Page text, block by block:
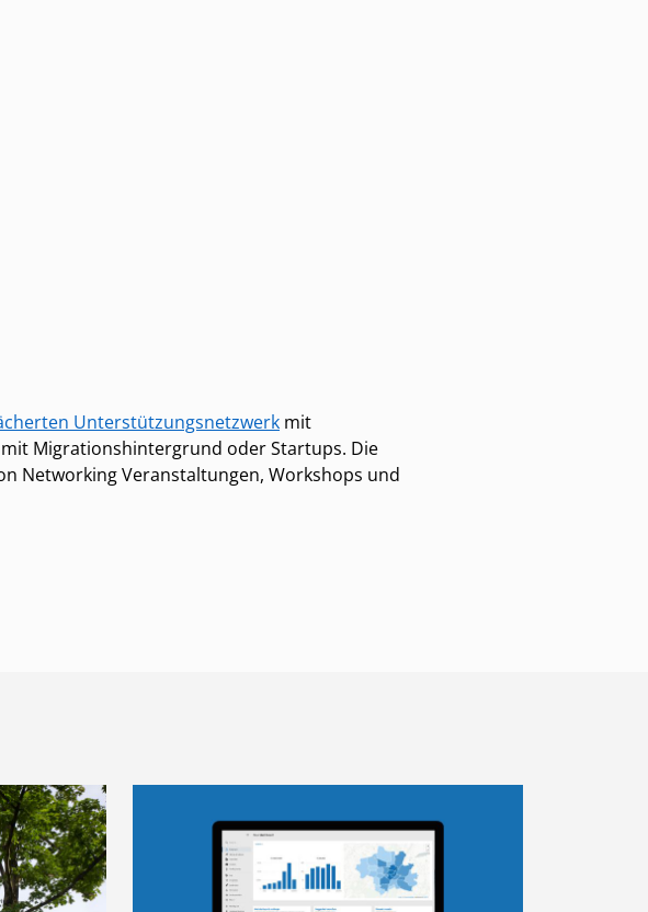
Unterstützungsnetzwerk mit
Migrationshintergrund oder Startups. Die
Networking Veranstaltungen, Workshops und